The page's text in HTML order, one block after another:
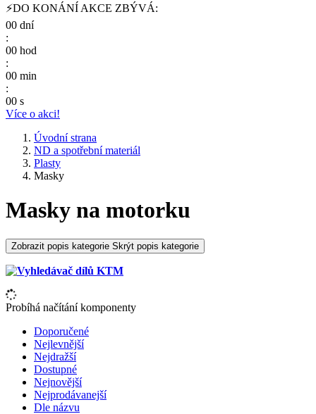
⚡DO KONÁNÍ AKCE ZBÝVÁ:
00 dní
:
00 hod
:
00 min
:
00 s
Více o akci!
Úvodní strana
ND a spotřební materiál
Plasty
Masky
Masky na motorku
Zobrazit popis kategorie Skrýt popis kategorie
Probíhá načítání komponenty
Doporučené
Nejlevnější
Nejdražší
Dostupné
Nejnovější
Nejprodávanejší
Dle názvu